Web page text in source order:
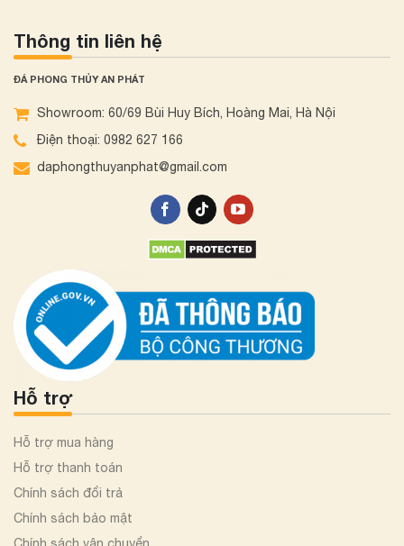
Thông tin liên hệ
ĐÁ PHONG THỦY AN PHÁT
Showroom: 60/69 Bùi Huy Bích, Hoàng Mai, Hà Nội
Điện thoại: 0982 627 166
daphongthuyanphat@gmail.com
Hỗ trợ
Hỗ trợ mua hàng
Hỗ trợ thanh toán
Chính sách đổi trả
Chính sách bảo mật